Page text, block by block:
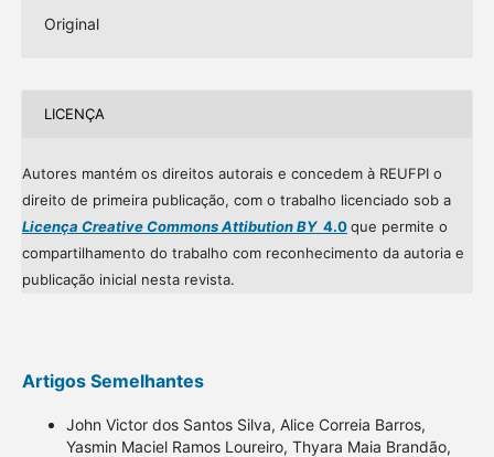
Original
LICENÇA
Autores mantém os direitos autorais e concedem à REUFPI o
direito de primeira publicação, com o trabalho licenciado sob a
Licença Creative Commons Attibution BY4.0que permite o
compartilhamento do trabalho com reconhecimento da autoria e
publicação inicial nesta revista.
Artigos Semelhantes
John Victor dos Santos Silva, Alice Correia Barros,
Yasmin Maciel Ramos Loureiro, Thyara Maia Brandão,